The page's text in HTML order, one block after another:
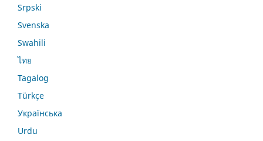
Srpski
Svenska
Swahili
ไทย
Tagalog
Türkçe
Українська
Urdu